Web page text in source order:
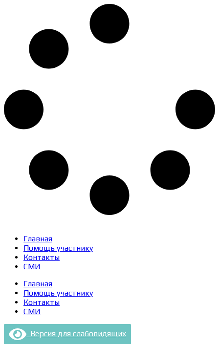
Главная
Помощь участнику
Контакты
СМИ
Главная
Помощь участнику
Контакты
СМИ
Версия для слабовидящих